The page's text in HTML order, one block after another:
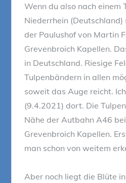
Wenn du also nach einem
Niederrhein
der Paulushof von Martin
Grevenbroich Kapellen.
in Deutschland. Riesige
Tulpenbändern in allen
soweit das Auge reicht.
(9.4.2021) dort. Die
Nähe der Autbahn A46
Grevenbroich Kapellen.
man schon von weitem
Aber noch liegt die Blüte